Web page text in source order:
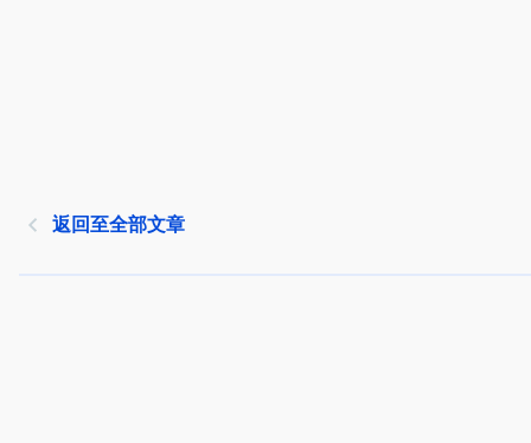
返回至全部文章